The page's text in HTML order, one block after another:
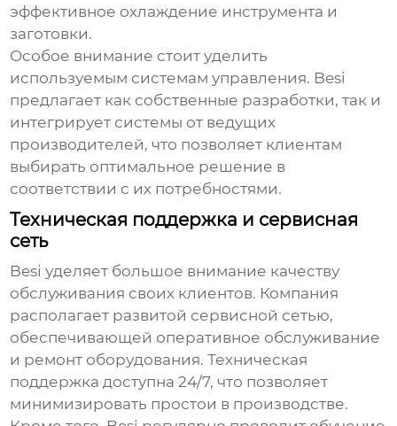
эффективное охлаждение инструмента и
заготовки.
Особое внимание стоит уделить
используемым системам управления. Besi
предлагает как собственные разработки, так и
интегрирует системы от ведущих
производителей, что позволяет клиентам
выбирать оптимальное решение в
соответствии с их потребностями.
Техническая поддержка и сервисная
сеть
Besi уделяет большое внимание качеству
обслуживания своих клиентов. Компания
располагает развитой сервисной сетью,
обеспечивающей оперативное обслуживание
и ремонт оборудования. Техническая
поддержка доступна 24/7, что позволяет
минимизировать простои в производстве.